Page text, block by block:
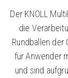
Der KNOLL
die
Rundballen der
für Anwender
und sind